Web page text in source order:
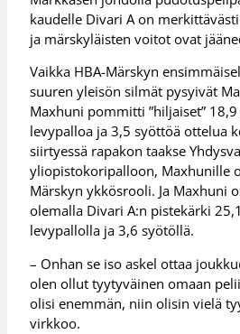
kaudelle Divari A on
ja märskyläisten voitot ovat
Vaikka HBA-Märskyn
suuren yleisön silmät pysyivät
Maxhuni pommitti ”hiljaiset”
levypalloa ja 3,5 syöttöä ottelua
siirtyessä rapakon taakse
yliopistokoripalloon, Maxhunille
Märskyn ykkösrooli. Ja Maxhuni
olemalla Divari A:n pistekärki
levypallolla ja 3,6 syötöllä.
– Onhan se iso askel ottaa
olen ollut tyytyväinen omaan
olisi enemmän, niin olisin vielä
virkkoo.